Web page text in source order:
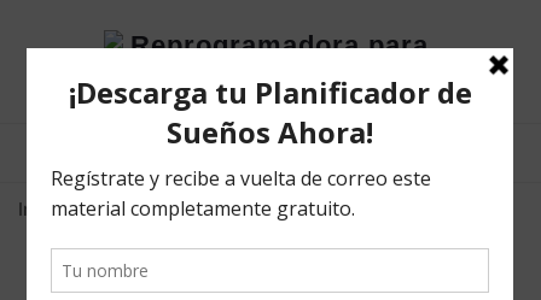
Reprogramadora
el
éxito
Inicio Pagar Curso
Pagar Curso